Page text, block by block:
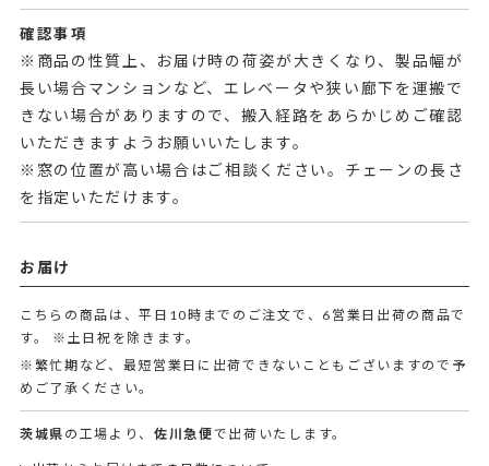
確認事項
※商品の性質上、お届け時の荷姿が大きくなり、製品幅が
長い場合マンションなど、エレベータや狭い廊下を運搬で
きない場合がありますので、搬入経路をあらかじめご確認
いただきますようお願いいたします。
※窓の位置が高い場合はご相談ください。チェーンの長さ
を指定いただけます。
お届け
こちらの商品は、平日10時までのご注文で、6営業日出荷の商品で
す。
※土日祝を除きます。
※繁忙期など、最短営業日に出荷できないこともございますので予
めご了承ください。
茨城県 の工場より、佐川急便で出荷いたします。